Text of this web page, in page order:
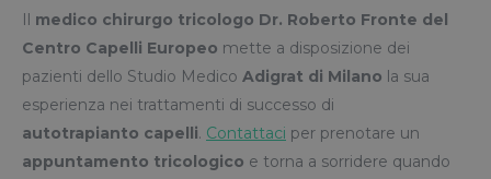
Il medico chirurgo tricologo Dr. Roberto Fronte del
Centro Capelli Europeo mette a disposizione dei
pazienti dello Studio Medico Adigrat di Milano la sua
esperienza nei trattamenti di successo di
autotrapianto capelli. Contattaci per prenotare un
appuntamento tricologico e torna a sorridere quando